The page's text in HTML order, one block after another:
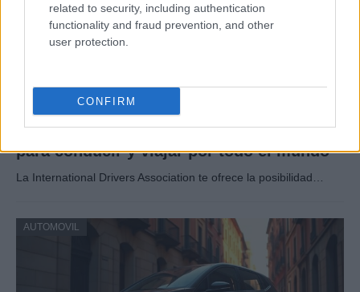
related to security, including authentication
functionality and fraud prevention, and other
user protection.
CONFIRM
Cómo obtener el permiso internacional
para conducir y viajar por todo el mundo
La International Drivers Association te ofrece la posibilidad…
AUTOMOVIL